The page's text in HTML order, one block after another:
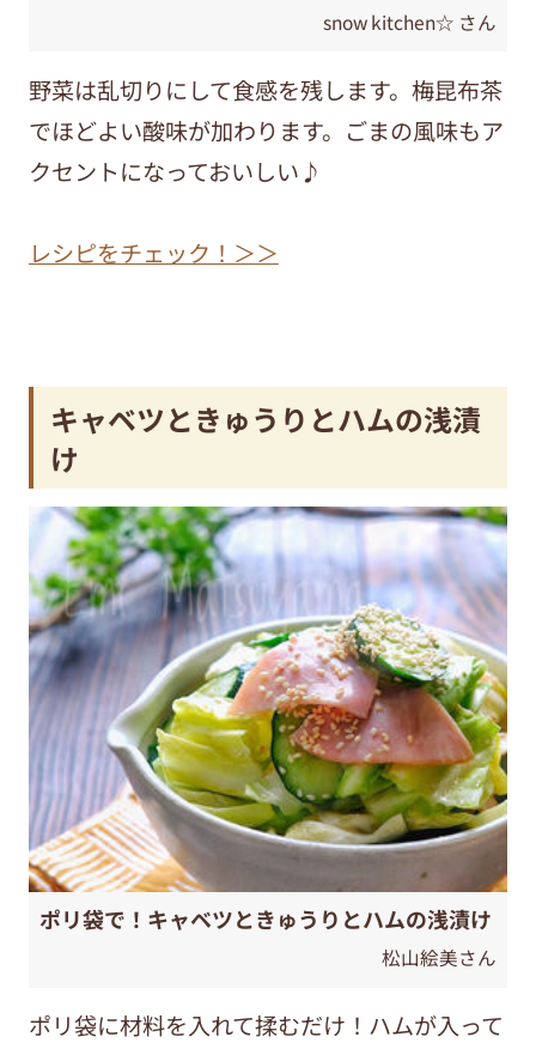
snow kitchen☆ さん
野菜は乱切りにして食感を残します。梅昆布茶
でほどよい酸味が加わります。ごまの風味もア
クセントになっておいしい♪
レシピをチェック！＞＞
キャベツときゅうりとハムの浅漬
け
ポリ袋で！キャベツときゅうりとハムの浅漬け
松山絵美さん
ポリ袋に材料を入れて揉むだけ！ハムが入って